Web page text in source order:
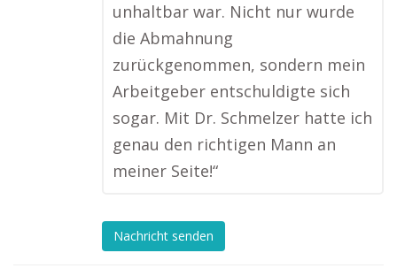
unhaltbar war. Nicht nur wurde
die Abmahnung
zurückgenommen, sondern mein
Arbeitgeber entschuldigte sich
sogar. Mit Dr. Schmelzer hatte ich
genau den richtigen Mann an
meiner Seite!“
Nachricht senden